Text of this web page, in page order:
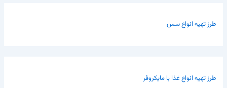
طرز تهیه انواع سس
طرز تهیه انواع غذا با مایکروفر